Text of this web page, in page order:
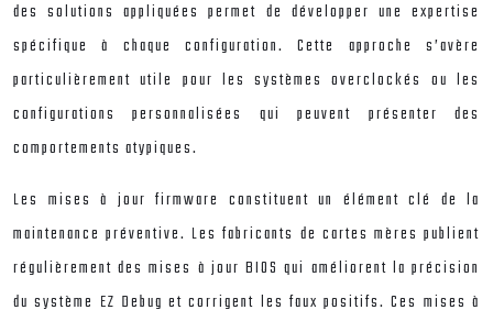
des solutions appliquées permet de développer une expertise
spécifique à chaque configuration. Cette approche s’avère
particulièrement utile pour les systèmes overclockés ou les
configurations personnalisées qui peuvent présenter des
comportements atypiques.
Les mises à jour firmware constituent un élément clé de la
maintenance préventive. Les fabricants de cartes mères publient
régulièrement des mises à jour BIOS qui améliorent la précision
du système EZ Debug et corrigent les faux positifs. Ces mises à